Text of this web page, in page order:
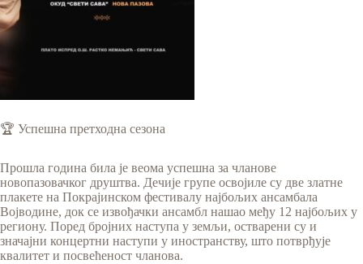
🏆 Успешна претходна сезона
Прошла година била је веома успешна за чланове
новопазовачког друштва. Дечије групе освојиле су две златне
плакете на Покрајинском фестивалу најбољих ансамбала
Војводине, док се извођачки ансамбл нашао међу 12 најбољих у
региону. Поред бројних наступа у земљи, остварени су и
значајни концертни наступи у иностранству, што потврђује
квалитет и посвећеност чланова.